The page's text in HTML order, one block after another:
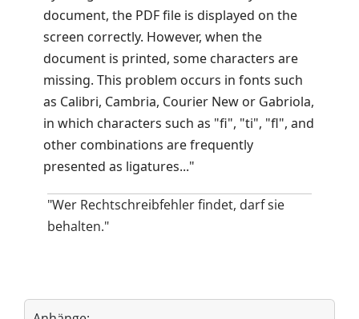
document, the PDF file is displayed on the
screen correctly. However, when the
document is printed, some characters are
missing. This problem occurs in fonts such
as Calibri, Cambria, Courier New or Gabriola,
in which characters such as "fi", "ti", "fl", and
other combinations are frequently
presented as ligatures..."
"Wer Rechtschreibfehler findet, darf sie
behalten."